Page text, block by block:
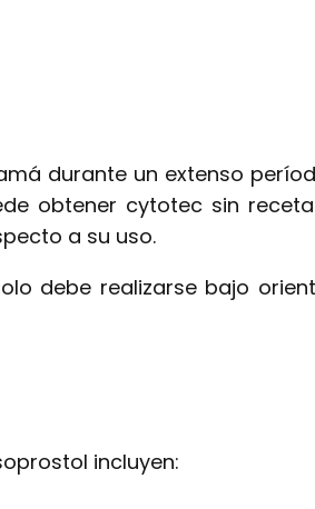
durante un extenso
obtener cytotec sin
a su uso.
debe realizarse bajo
incluyen: